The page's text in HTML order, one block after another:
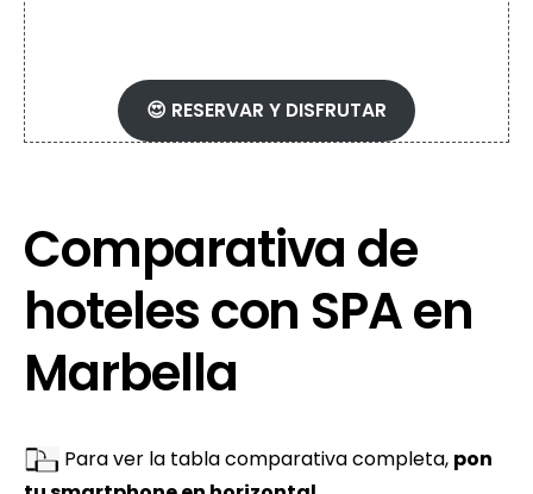
😍 RESERVAR Y DISFRUTAR
Comparativa de
hoteles con SPA en
Marbella
Para ver la tabla comparativa completa, pon